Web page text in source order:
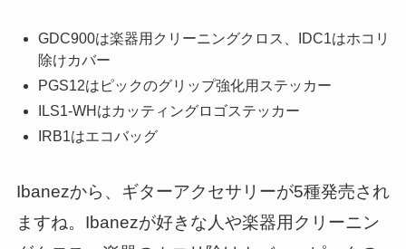
GDC900は楽器用クリーニングクロス、IDC1はホコリ
除けカバー
PGS12はピックのグリップ強化用ステッカー
ILS1-WHはカッティングロゴステッカー
IRB1はエコバッグ
Ibanezから、ギターアクセサリーが5種発売され
ますね。Ibanezが好きな人や楽器用クリーニン